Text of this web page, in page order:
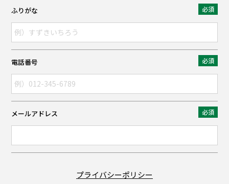
ふりがな
電話番号
メールアドレス
プライバシーポリシー